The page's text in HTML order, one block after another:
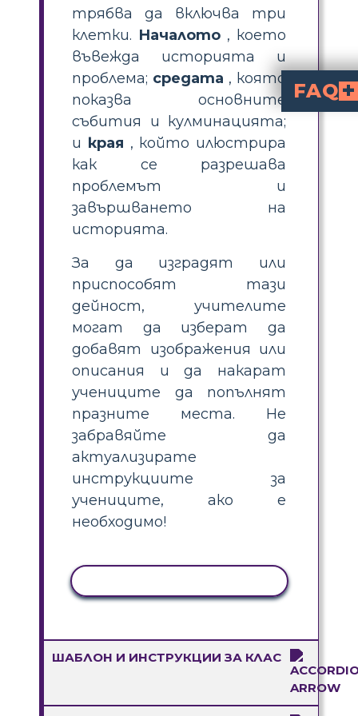
трябва да включва три
клетки. Началото , което
въвежда историята и
проблема; средата , която
показва основните
събития и кулминацията;
и края , който илюстрира
как се разрешава
проблемът и
завършването на
историята.
За да изградят или
приспособят тази
дейност, учителите
могат да изберат да
добавят изображения или
описания и да накарат
учениците да попълнят
празните места. Не
забравяйте да
актуализирате
инструкциите за
учениците, ако е
необходимо!
ШАБЛОН И ИНСТРУКЦИИ ЗА КЛАС
FAQ